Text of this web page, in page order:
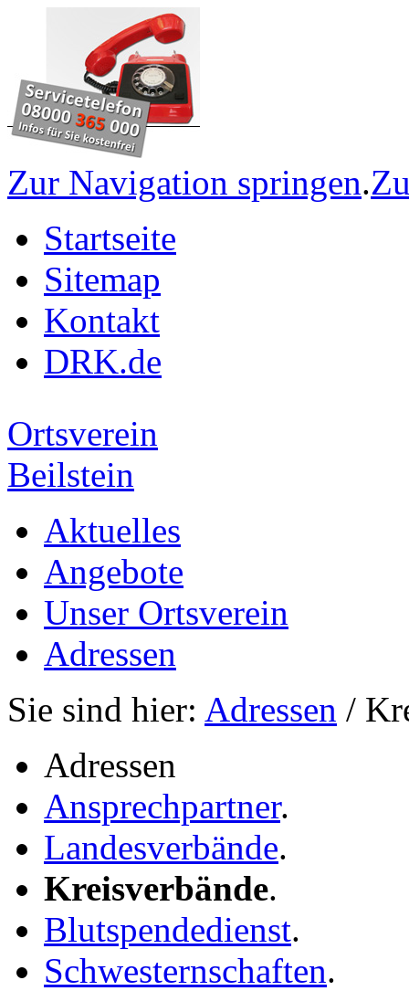
Zur Navigation springen.
Startseite
Sitemap
Kontakt
DRK.de
Ortsverein
Beilstein
Aktuelles
Angebote
Unser Ortsverein
Adressen
Sie sind hier: Adressen /
Adressen
Ansprechpartner.
Landesverbände.
Kreisverbände.
Blutspendedienst.
Schwesternschaften.